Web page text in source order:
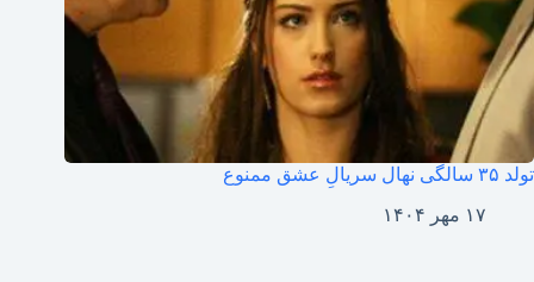
تولد ۳۵ سالگی نهال سریالِ عشق ممنوع
۱۷ مهر ۱۴۰۴